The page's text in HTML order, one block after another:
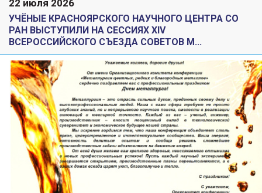
22 июля 2026
УЧЁНЫЕ КРАСНОЯРСКОГО НАУЧНОГО ЦЕНТРА СО
РАН ВЫСТУПИЛИ НА СЕССИЯХ XIV
ВСЕРОССИЙСКОГО СЪЕЗДА СОВЕТОВ М...